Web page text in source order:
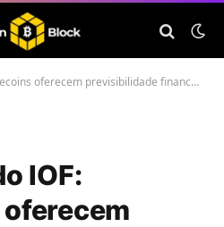
previsibilidade financeira em tempos de incerteza sobre a taxa
IOF: